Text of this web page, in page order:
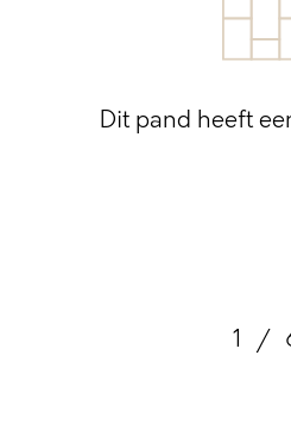
Dit pand heeft
1 /